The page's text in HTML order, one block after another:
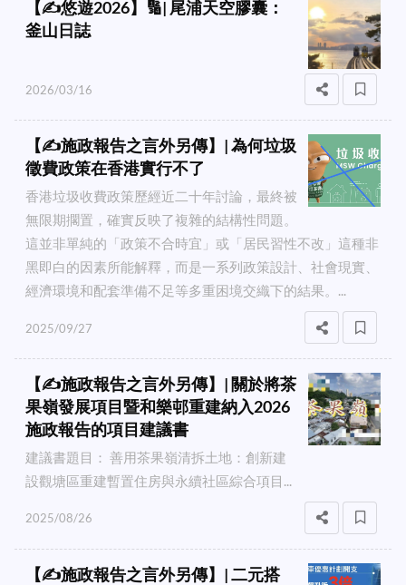
【✍️悠遊2026】🔢| 尾浦天空膠囊：
釜山日誌
2026/03/16
【✍️施政報告之言外另傳】| 為何垃圾
徵費政策在香港實行不了
香港垃圾收費政策歷經近二十年討論，最終被
無限期擱置，確實反映了複雜的結構性問題。
這並非單純的「政策不合時宜」或「居民習性不改」這種非
黑即白的因素所能解釋，而是一系列政策設計、社會現實、
經濟環境和配套準備不足等多重困境交織下的結果。...
2025/09/27
【✍️施政報告之言外另傳】| 關於將茶
果嶺發展項目暨和樂邨重建納入2026
施政報告的項目建議書
建議書題目： 善用茶果嶺清拆土地：創新建
設觀塘區重建暫置住房與永續社區綜合項目...
2025/08/26
【✍️施政報告之言外另傳】| 二元搭